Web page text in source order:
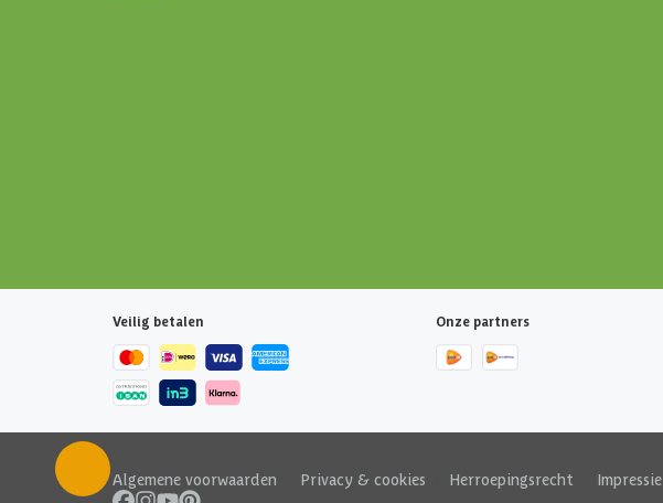
Veilig betalen Onze partners
Algemene voorwaarden Privacy & cookies Herroepingsrecht Impressie